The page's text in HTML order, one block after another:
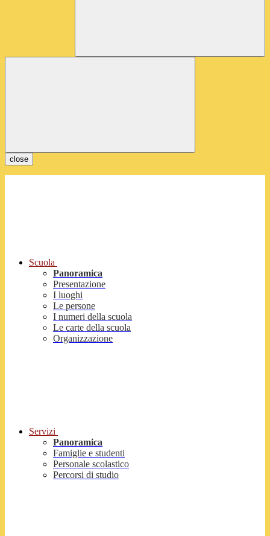
close
Scuola
Panoramica
Presentazione
I luoghi
Le persone
I numeri della scuola
Le carte della scuola
Organizzazione
Servizi
Panoramica
Famiglie e studenti
Personale scolastico
Percorsi di studio